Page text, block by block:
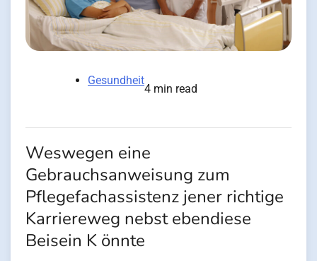
Gesundheit
4 min read
Weswegen eine
Gebrauchsanweisung zum
Pflegefachassistenz jener richtige
Karriereweg nebst ebendiese
Beisein K önnte